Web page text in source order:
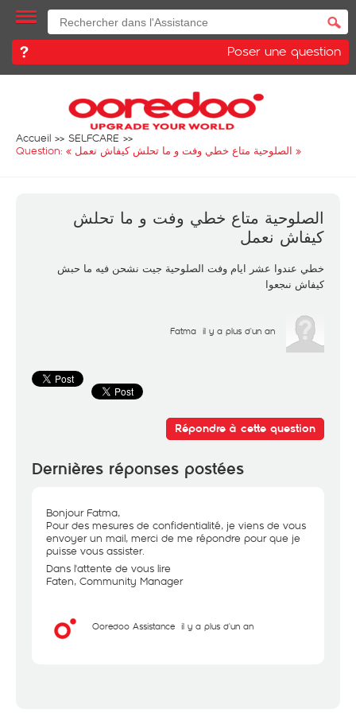
Poser une question
Accueil
SELFCARE
Question: « الصلوحية متاع خطي وفت و ما تحلش كيفاش نعمل »
الصلوحية متاع خطي وفت و ما تحلش
كيفاش نعمل
خطي عندوا عشر ايام وفت الصلوحية جيت نشحن فيه ما حبش
كيفاش نىجعوا
Fatma il y a plus d'un an
Répondre à cette question
Dernières réponses postées
Bonjour Fatma,
Pour des mesures de confidentialité, je viens de vous
envoyer un mail, merci de me répondre pour que je
puisse vous assister.
Dans l'attente de vous lire
Faten, Community Manager
Ooredoo Assistance il y a plus d'un an